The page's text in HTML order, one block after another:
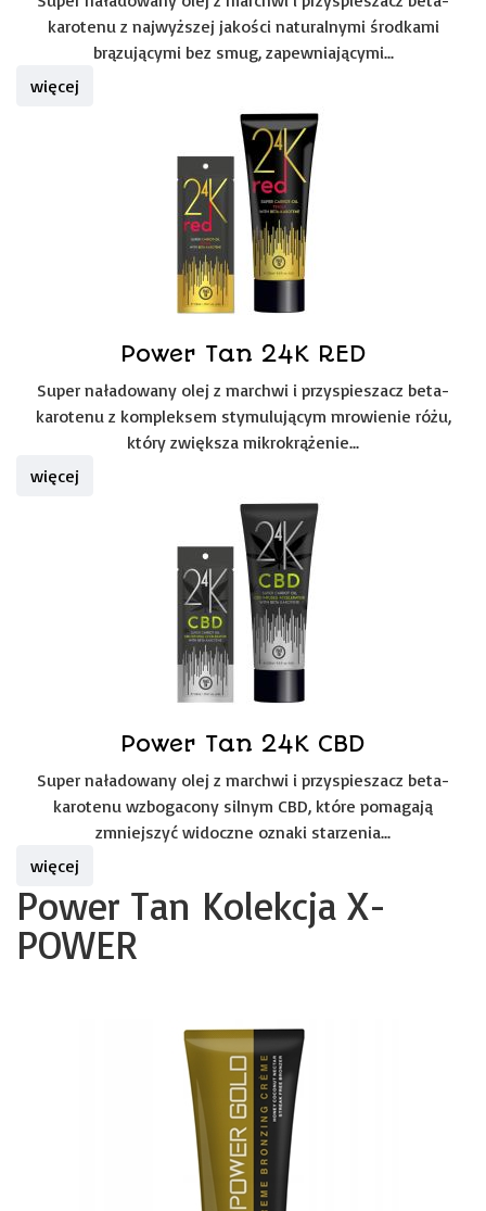
karotenu z najwyższej jakości naturalnymi środkami
brązującymi bez smug, zapewniającymi...
więcej
Power Tan 24K RED
Super naładowany olej z marchwi i przyspieszacz beta-
karotenu z kompleksem stymulującym mrowienie różu,
który zwiększa mikrokrążenie...
więcej
Power Tan 24K CBD
Super naładowany olej z marchwi i przyspieszacz beta-
karotenu wzbogacony silnym CBD, które pomagają
zmniejszyć widoczne oznaki starzenia...
więcej
Power Tan Kolekcja X-
POWER